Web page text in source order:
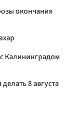
окончания
Калининградом
8 августа